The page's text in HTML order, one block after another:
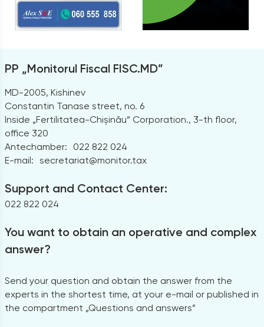
PP „Monitorul Fiscal FISC.MD”
MD-2005, Kishinev
Constantin Tanase street, no. 6
Inside „Fertilitatea-Chișinău” Corporation., 3-th floor,
office 320
Antechamber:
022 822 024
E-mail: secretariat@monitor.tax
Support and Contact Center:
022 822 024
You want to obtain an operative and complex
answer?
Send your question and obtain the answer from the
experts in the shortest time, at your e-mail or published in
the compartment „Questions and answers”